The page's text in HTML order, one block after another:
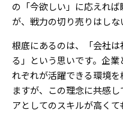
の「今欲しい」に応えれ
が、戦力の切り売りはしな
根底にあるのは、「会社
る」という思いです。企
れぞれが活躍できる環境
ますが、この理念に共感
アとしてのスキルが高く